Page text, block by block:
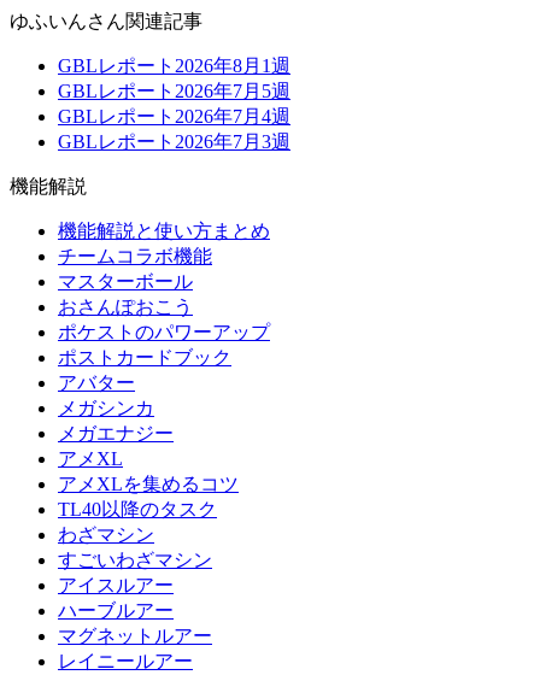
ゆふいんさん関連記事
GBLレポート2026年8月1週
GBLレポート2026年7月5週
GBLレポート2026年7月4週
GBLレポート2026年7月3週
機能解説
機能解説と使い方まとめ
チームコラボ機能
マスターボール
おさんぽおこう
ポケストのパワーアップ
ポストカードブック
アバター
メガシンカ
メガエナジー
アメXL
アメXLを集めるコツ
TL40以降のタスク
わざマシン
すごいわざマシン
アイスルアー
ハーブルアー
マグネットルアー
レイニールアー